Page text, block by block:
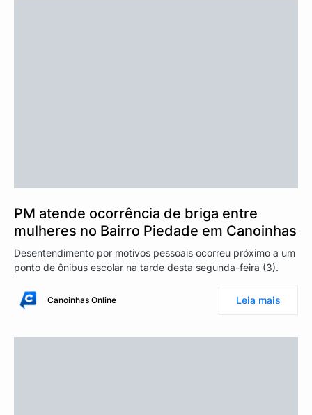
PM atende ocorrência de briga entre
mulheres no Bairro Piedade em Canoinhas
Desentendimento por motivos pessoais ocorreu próximo a um
ponto de ônibus escolar na tarde desta segunda-feira (3).
Canoinhas Online Leia mais